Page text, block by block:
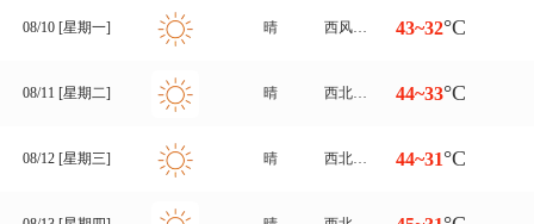
08/10 [星期一] 晴 西风转东北风 一二级 43~32°C
08/11 [星期二] 晴 西北风转东北风 三至四级 44~33°C
08/12 [星期三] 晴 西北风转北风 三至四级 44~31°C